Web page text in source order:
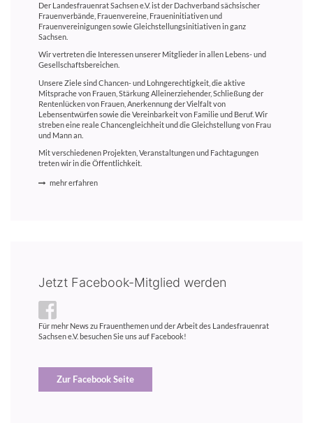
Der Landesfrauenrat Sachsen e.V. ist der Dachverband sächsischer
Frauenverbände, Frauenvereine, Fraueninitiativen und
Frauenvereinigungen sowie Gleichstellungsinitiativen in ganz
Sachsen.
Wir vertreten die Interessen unserer Mitglieder in allen Lebens- und
Gesellschaftsbereichen.
Unsere Ziele sind Chancen- und Lohngerechtigkeit, die aktive
Mitsprache von Frauen, Stärkung Alleinerziehender, Schließung der
Rentenlücken von Frauen, Anerkennung der Vielfalt von
Lebensentwürfen sowie die Vereinbarkeit von Familie und Beruf. Wir
streben eine reale Chancengleichheit und die Gleichstellung von Frau
und Mann an.
Mit verschiedenen Projekten, Veranstaltungen und Fachtagungen
treten wir in die Öffentlichkeit.
mehr erfahren
Jetzt Facebook-Mitglied werden
Für mehr News zu Frauenthemen und der Arbeit des Landesfrauenrat
Sachsen e.V. besuchen Sie uns auf Facebook!
Zur Facebook Seite